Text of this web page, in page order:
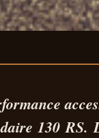
130 RS.